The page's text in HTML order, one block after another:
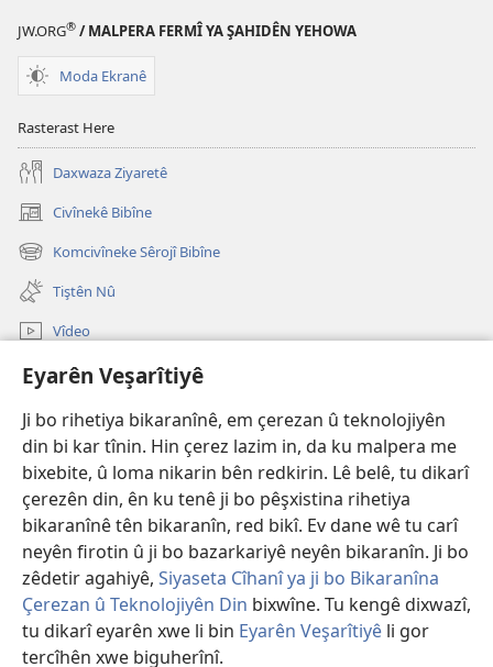
Eyarên Veşarîtiyê
Ji bo rihetiya bikaranînê, em çerezan û teknolojiyên
din bi kar tînin. Hin çerez lazim in, da ku malpera me
bixebite, û loma nikarin bên redkirin. Lê belê, tu dikarî
çerezên din, ên ku tenê ji bo pêşxistina rihetiya
bikaranînê tên bikaranîn, red bikî. Ev dane wê tu carî
neyên firotin û ji bo bazarkariyê neyên bikaranîn. Ji bo
zêdetir agahiyê, Siyaseta Cîhanî ya ji bo Bikaranîna
Çerezan û Teknolojiyên Din bixwîne. Tu kengê dixwazî,
tu dikarî eyarên xwe li bin Eyarên Veşarîtiyê li gor
tercîhên xwe biguherînî.
JW.ORG® / MALPERA FERMÎ YA ŞAHIDÊN YEHOWA
Moda Ekranê
Rasterast Here
Daxwaza Ziyaretê
Civînekê Bibîne
(opens
new
window)
Komcivîneke Sêrojî Bibîne
(opens
new
window)
Tiştên Nû
Vîdeo
Lêgerîna Malperê
Bexşên Bidil
(opens
new
window)KITÊBXANEYA ELEKTRONÎK a Birca Çavdêriyê
(opens
new
window)JW Hub®
(opens
new
window)
Copyright
© 2026 Watch Tower Bible and Tract Society of PA.